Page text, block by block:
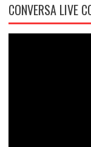
CONVERSA LIVE